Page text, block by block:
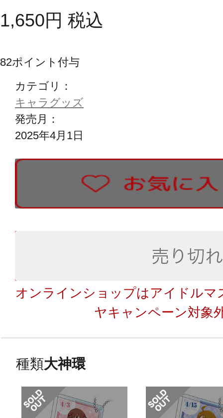
1,650円 税込
82ポイント付与
カテゴリ：
キャラグッズ
発売月：
2025年4月1日
オンラインショップはアイドルマ
ヤキャンペーン対象
種類大神環